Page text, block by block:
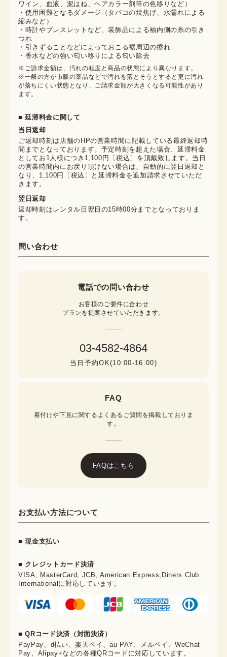
ワイン、血液、泥はね、ヘアカラー剤等の色移りなど）
・使用困難となるダメージ（タバコの焼焦げ、水濡れによる
縮みなど）
・時計やブレスレットなど、装飾品による袖内側の糸の引き
つれ
・引きずることなどによっておこる裾周辺の擦れ
・香水などの強い匂い移りによる匂い除去
※ご請求金額は、汚れの程度と商品の状態により異なります。
※一般の方が市販の薬品などで汚れを落とそうとすると更に汚れ
が落ちにくい状態となり、ご請求金額が大きくなる可能性があり
ます。
■ 延滞料金に関して
当日返却
ご返却時刻は店舗のHPの営業時間に記載している最終返却時
間までとなっております。予定時刻を超えた場合、延滞料金
としてお1人様につき1,100円〔税込〕を頂戴致します。当日
の営業時間内にお戻り頂けない場合は、自動的に翌日返却と
なり、1,100円〔税込〕と延滞料金を追加請求させていただ
きます。
翌日返却
返却時刻はレンタル日翌日の15時00分までとなっておりま
す。
問い合わせ
電話での問い合わせ
お客様のご要件に合わせ
プランを提案させていただきます。
03-4582-4864
当日予約OK(10:00-16:00)
FAQ
着付けや下見に関するよくあるご質問を掲載しておりま
す。
FAQはこちら
お支払い方法について
■ 現金支払い
■ クレジットカード決済
VISA, MasterCard, JCB, American Express,Diners Club
Internationalに対応しています。
■ QRコード決済（対面決済）
PayPay、d払い、楽天ペイ、au PAY、メルペイ、WeChat
Pay、Alipay+などの各種QRコードに対応しています。